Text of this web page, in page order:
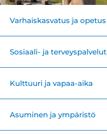
Varhaiskasvatus ja opetus
Sosiaali- ja terveyspalvelut
Kulttuuri ja vapaa-aika
Asuminen ja ympäristö